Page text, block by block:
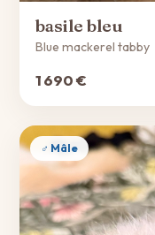
basile bleu
Blue mackerel tabby
1 690 €
♂ Mâle